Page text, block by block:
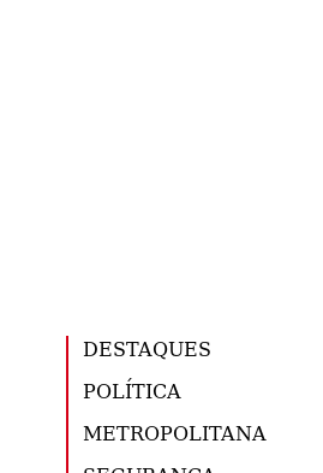
DESTAQUES
POLÍTICA
METROPOLITANA